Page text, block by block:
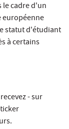
cadre d'un
européenne
statut d'étudiant
à certains
- sur